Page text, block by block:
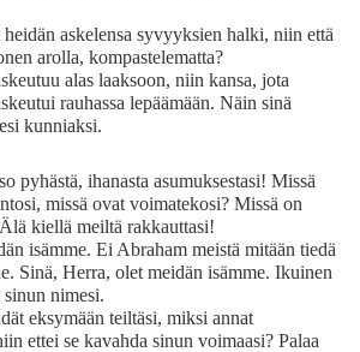
askelensa syvyyksien halki, niin että
arolla, kompastelematta?
alas laaksoon, niin kansa, jota
rauhassa lepäämään. Näin sinä
kunniaksi.
pyhästä, ihanasta asumuksestasi! Missä
missä ovat voimatekosi? Missä on
kiellä meiltä rakkauttasi!
isämme. Ei Abraham meistä mitään tiedä
Sinä, Herra, olet meidän isämme. Ikuinen
sinun nimesi.
eksymään teiltäsi, miksi annat
ettei se kavahda sinun voimaasi? Palaa